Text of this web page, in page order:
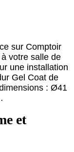
sur Comptoir
votre salle de
une installation
Gel Coat de
: Ø41
et